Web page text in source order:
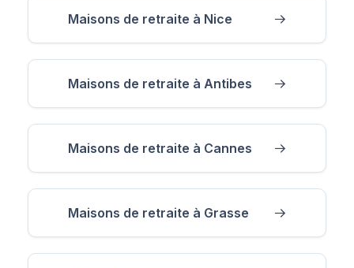
Maisons de retraite à Nice
Maisons de retraite à Antibes
Maisons de retraite à Cannes
Maisons de retraite à Grasse